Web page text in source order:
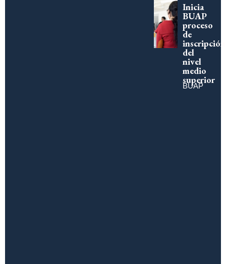
Inicia
BUAP
proceso
de
inscripción
del
nivel
medio
superior
BUAP